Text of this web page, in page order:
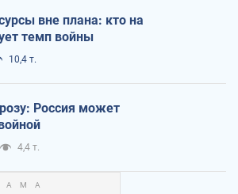
вне плана: кто на
темп войны
10,4 т.
Россия может
4,4 т.